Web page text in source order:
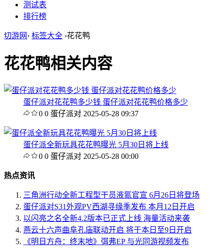
测试表
排行榜
切游网 › 标签大全 ›花花鸭
花花鸭相关内容
蛋仔派对花花鸭多少钱 蛋仔派对花花鸭价格多少
0 0 蛋仔派对 2025-05-28 09:37
蛋仔派全新玩具花花鸭曝光 5月30日将上线
0 0 蛋仔派对 2025-05-28 00:00
热点资讯
三角洲行动全新工程型干员液氮官宣 6月26日将登场
蛋仔派对S31外观PV西湖寻缘季发布 本月12日开启
以闪亮之名全新4.2版本已正式上线 海量活动来袭
燕云十六声曲阜孔庙联动开启 将于本日至9日开启
《明日方舟：终末地》弭弗EP 与光同游视频发布